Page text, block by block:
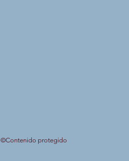
©Contenido protegido